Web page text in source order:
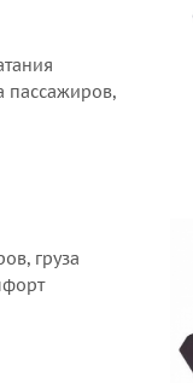
пассажиров,
груза